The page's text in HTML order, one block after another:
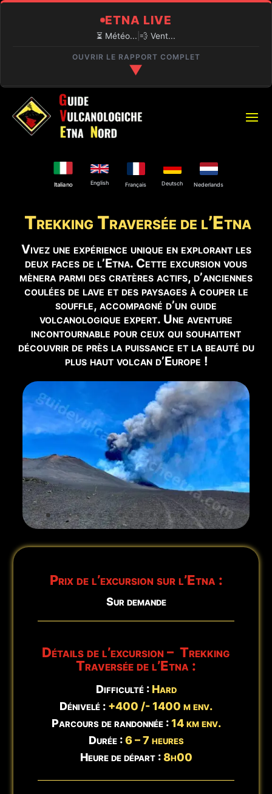
ETNA LIVE
⏳ Météo... 💨 Vent...
OUVRIR LE RAPPORT COMPLET
▼
🔍 CONDITIONS EN TEMPS RÉEL
⏳ PIANO PROVENZANA (1800M)
ACTIVITÉ VOLCANIQUE
Activité explosive au Cratère Nord-Est et à la
Guides autorisés uniquement.
📹 VUE EN DIRECT
Voir Webcam Live →
✅ EXCURSIONS RECOMMANDÉES POUR CETTE PÉRIODE
Vous trouverez ci-dessous les excursions disponibles
pour cette période :
🥾 Cratères de 2002 Réserver →
🚙 Cratères Sommitaux Etna Nord 5 Km Réserver →
🥾 Cratères Sommitaux Etna Nord 12 Km Réserver →
🌋 Cratères du Rift Nord-Est Réserver →
🕒
Italiano English Français Deutsch Nederlands
Trekking Traversée de l’Etna
Vivez une expérience unique en explorant les
deux faces de l’Etna. Cette excursion vous
mènera parmi des cratères actifs, d’anciennes
coulées de lave et des paysages à couper le
souffle, accompagné d’un guide
volcanologique expert. Une aventure
incontournable pour ceux qui souhaitent
découvrir de près la puissance et la beauté du
plus haut volcan d’Europe !
Prix de l’excursion sur l’Etna :
Sur demande
Détails de l’excursion – Trekking
Traversée de l’Etna :
Difficulté : Hard
Dénivelé : +400 /- 1400 m env.
Parcours de randonnée :14 km env.
Durée :6 – 7 heures
Heure de départ :8h00